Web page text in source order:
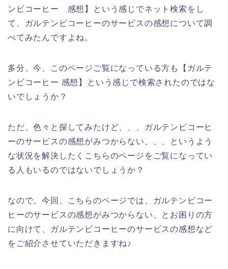
ンビコーヒー 感想】という感じでネット検索をし
て、ガルテンビコーヒーのサービスの感想について調
べてみたんですよね。
多分、今、このページご覧になっている方も【ガルテ
ンビコーヒー 感想】という感じで検索されたのではな
いでしょうか？
ただ、色々と探してみたけど、、、ガルテンビコーヒ
ーのサービスの感想がみつからない、、、というよう
な状況を解決したくこちらのページをご覧になってい
る人もいるのではないでしょうか？
なので、今回、こちらのページでは、ガルテンビコー
ヒーのサービスの感想がみつからない、とお困りの方
に向けて、ガルテンビコーヒーのサービスの感想など
をご紹介させていただきますね♪